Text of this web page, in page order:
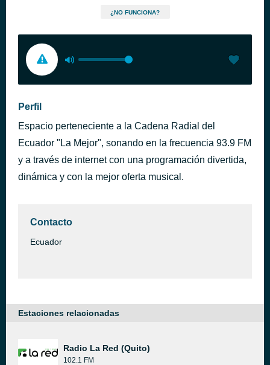
¿NO FUNCIONA?
Perfil
Espacio perteneciente a la Cadena Radial del
Ecuador "La Mejor", sonando en la frecuencia 93.9 FM
y a través de internet con una programación divertida,
dinámica y con la mejor oferta musical.
Contacto
Ecuador
Estaciones relacionadas
Radio La Red (Quito)
102.1 FM